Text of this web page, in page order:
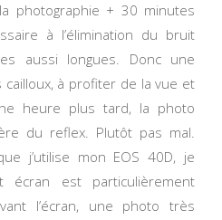
photographie + 30 minutes
à l’élimination du bruit
aussi longues. Donc une
à profiter de la vue et
heure plus tard, la photo
du reflex. Plutôt pas mal.
j’utilise mon EOS 40D, je
écran est particulièrement
l’écran, une photo très